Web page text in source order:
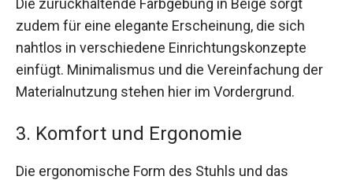
Die zurückhaltende Farbgebung in Beige sorgt
zudem für eine elegante Erscheinung, die sich
nahtlos in verschiedene Einrichtungskonzepte
einfügt. Minimalismus und die Vereinfachung der
Materialnutzung stehen hier im Vordergrund.
3. Komfort und Ergonomie
Die ergonomische Form des Stuhls und das